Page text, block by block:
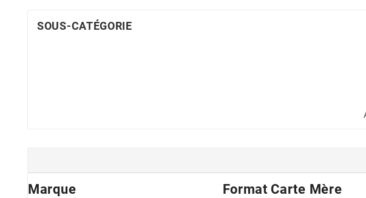
SOUS-CATÉGORIE
Marque Format Carte Mère